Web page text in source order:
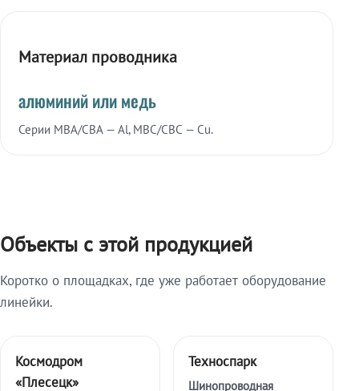
Материал проводника
алюминий или медь
Серии МВА/СВА — Al, МВС/СВС — Cu.
Объекты с этой продукцией
Коротко о площадках, где уже работает оборудование
линейки.
Космодром
«Плесецк»
Техноспарк
Шинопроводная